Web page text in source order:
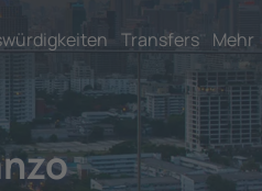
Transfers Mehr